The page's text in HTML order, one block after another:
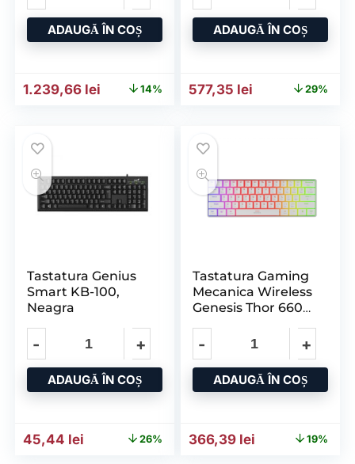
ADAUGĂ ÎN COȘ
Prețul inițial a fost: 1.446,17 lei.
1.239,66 lei Prețul curent este: 1.239,66 lei.
14%
ADAUGĂ ÎN COȘ
Prețul inițial a fost:
577,35 lei Prețul curent
29%
Tastatura Genius
Smart KB-100,
Neagra
ADAUGĂ ÎN COȘ
Prețul inițial a fost: 61,02 lei.
45,44 lei Prețul curent este: 45,44 lei.
26%
Tastatura Gaming
Mecanica Wireless
Genesis Thor 660
ADAUGĂ ÎN COȘ
Prețul inițial a fost:
366,39 lei Prețul curent
19%